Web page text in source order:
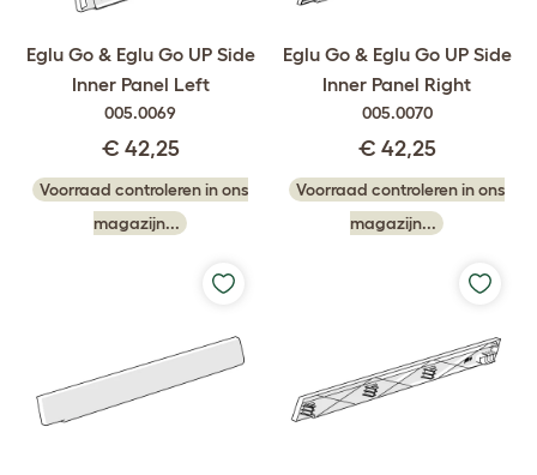
Eglu Go & Eglu Go UP Side
Inner Panel Left
005.0069
€ 42,25
Voorraad controleren in ons
magazijn...
Eglu Go & Eglu Go UP Side
Inner Panel Right
005.0070
€ 42,25
Voorraad controleren in ons
magazijn...